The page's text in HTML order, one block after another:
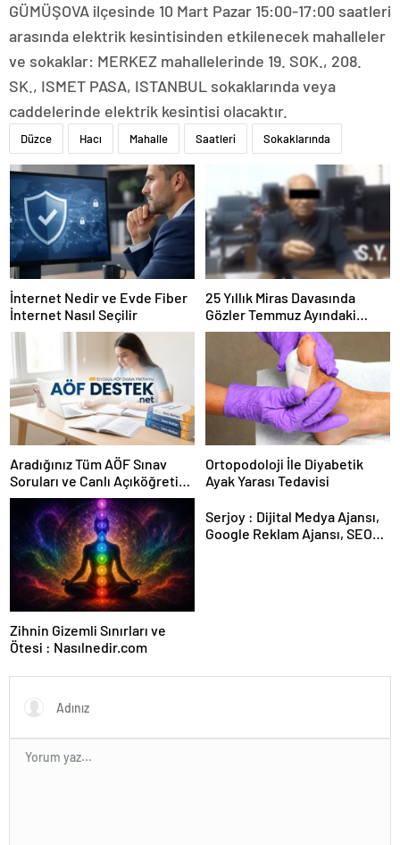
GÜMÜŞOVA ilçesinde 10 Mart Pazar 15:00-17:00 saatleri
arasında elektrik kesintisinden etkilenecek mahalleler
ve sokaklar: MERKEZ mahallelerinde 19. SOK., 208.
SK., ISMET PASA, ISTANBUL sokaklarında veya
caddelerinde elektrik kesintisi olacaktır.
Düzce Hacı Mahalle Saatleri Sokaklarında
İnternet Nedir ve Evde Fiber
İnternet Nasıl Seçilir
25 Yıllık Miras Davasında
Gözler Temmuz Ayındaki
Karar Duruşmasına Çevrildi
Aradığınız Tüm AÖF Sınav
Soruları ve Canlı Açıköğretim
Forumu Burada
Ortopodoloji İle Diyabetik
Ayak Yarası Tedavisi
Zihnin Gizemli Sınırları ve
Ötesi : Nasılnedir.com
Serjoy : Dijital Medya Ajansı,
Google Reklam Ajansı, SEO